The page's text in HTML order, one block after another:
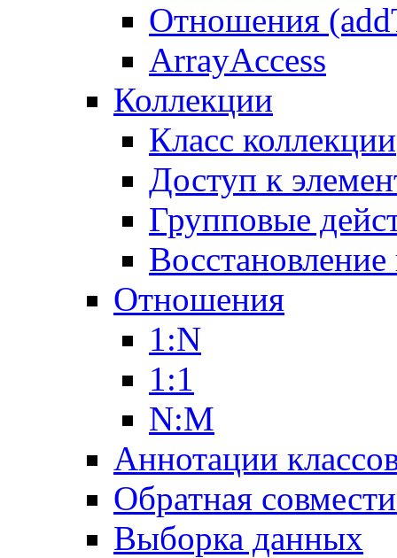
Отношения
ArrayAccess
Коллекции
Класс коллекции
Доступ к
Групповые
Отношения
1:N
1:1
N:M
Аннотации
Обратная
Выборка данных